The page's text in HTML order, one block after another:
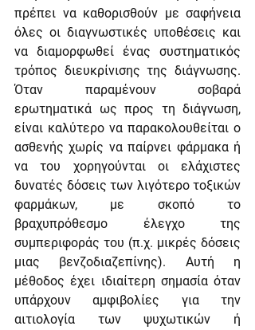
πρέπει να καθορισθούν με σαφήνεια
όλες οι διαγνωστικές υποθέσεις και
να διαμορφωθεί ένας συστηματικός
τρόπος διευκρίνισης της διάγνωσης.
Όταν παραμένουν σοβαρά
ερωτηματικά ως προς τη διάγνωση,
είναι καλύτερο να παρακολουθείται ο
ασθενής χωρίς να παίρνει φάρμακα ή
να του χορηγούνται οι ελάχιστες
δυνατές δόσεις των λιγότερο τοξικών
φαρμάκων, με σκοπό το
βραχυπρόθεσμο έλεγχο της
συμπεριφοράς του (π.χ. μικρές δόσεις
μιας βενζοδιαζεπίνης). Αυτή η
μέθοδος έχει ιδιαίτερη σημασία όταν
υπάρχουν αμφιβολίες για την
αιτιολογία των ψυχωτικών ή